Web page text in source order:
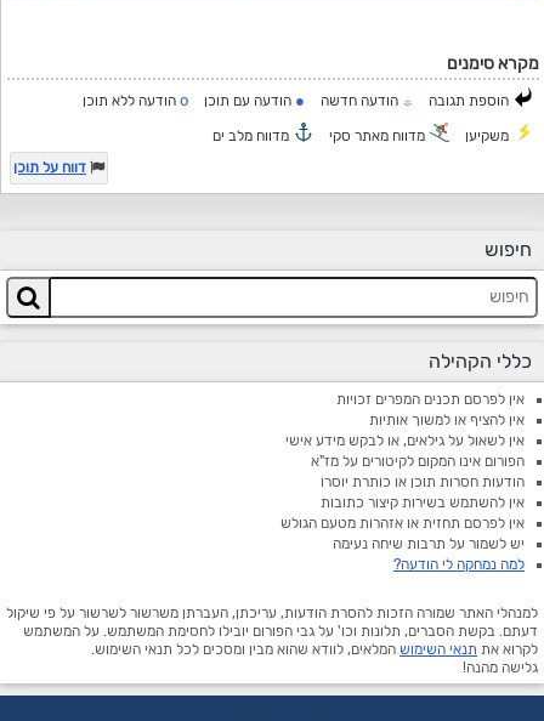
מקרא סימנים
הוספת תגובה ☼ הודעה חדשה ● הודעה עם תוכן o הודעה ללא תוכן
משקיען מדווח מאתר סקי
מדווח מלב ים
דווח על תוכן
חיפוש
כללי הקהילה
אין לפרסם תכנים המפרים זכויות
אין להציף או למשוך אותיות
אין לשאול על גילאים, או לבקש מידע אישי
הפורום אינו המקום לקיטורים על מז"א
הודעות חסרות תוכן או כותרת יוסרו
אין להשתמש בשירות קיצור כתובות
אין לפרסם תחזית או אזהרות מטעם הגולש
יש לשמור על תרבות שיחה נעימה
למה נמחקה לי הודעה?
למנהלי האתר שמורה הזכות להסרת הודעות, עריכתן, העברתן משרשור לשרשור על פי שיקול
דעתם. בקשת הסברים, תלונות וכו' על גבי הפורום יובילו לחסימת המשתמש. על המשתמש
לקרוא את תנאי השימוש המלאים, לוודא שהוא מבין ומסכים לכל תנאי השימוש.
גלישה מהנה!